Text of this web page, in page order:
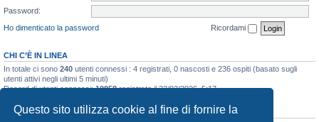
Questo sito utilizza cookie al fine di fornire la
Password:
Ho dimenticato la password
Ricordami
CHI C’È IN LINEA
In totale ci sono 240 utenti connessi : 4 registrati, 0 nascosti e 236 ospiti (basato sugli
utenti attivi negli ultimi 5 minuti)
Record di utenti connessi:10858registrato il 23/03/2026, 5:17
STATISTICHE